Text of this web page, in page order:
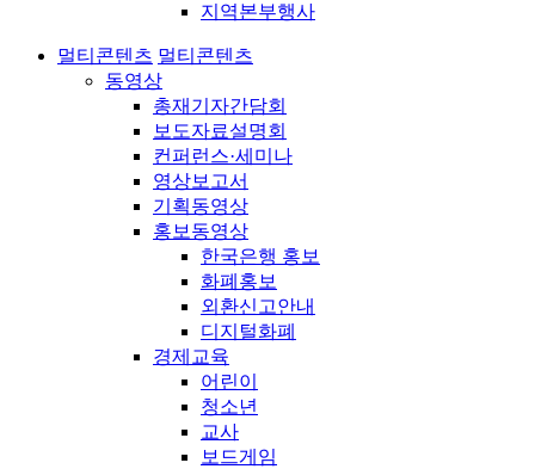
지역본부행사
멀티콘텐츠 멀티콘텐츠
동영상
총재기자간담회
보도자료설명회
컨퍼런스·세미나
영상보고서
기획동영상
홍보동영상
한국은행 홍보
화폐홍보
외환신고안내
디지털화폐
경제교육
어린이
청소년
교사
보드게임